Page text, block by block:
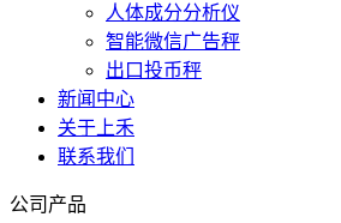
人体成分分析仪
智能微信广告秤
出口投币秤
新闻中心
关于上禾
联系我们
公司产品